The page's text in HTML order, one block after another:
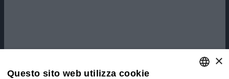
×
Questo sito web utilizza cookie